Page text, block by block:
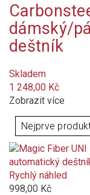
šedá
zelená
červená
bordó (vínová)
hnědá
dámský/
deštník
Skladem
1 248,00 Kč
Zobrazit více
Rychlý náhled
998,00 Kč